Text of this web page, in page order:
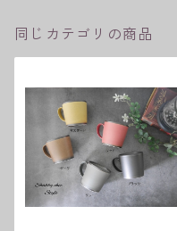
同じカテゴリの商品